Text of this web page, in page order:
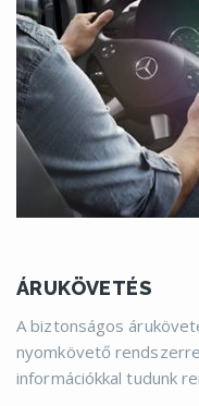
ÁRUKÖVETÉS
A biztonságos
nyomkövető
információkkal tudunk